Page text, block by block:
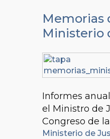
Memorias
Ministerio
Informes
el Ministro de
Congreso de
Ministerio de